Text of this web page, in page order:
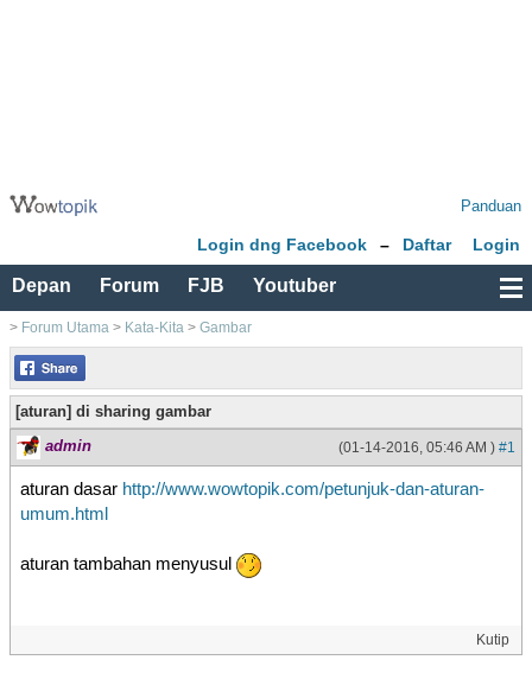
Panduan
Login dng Facebook – Daftar Login
Depan Forum FJB Youtuber
> Forum Utama > Kata-Kita > Gambar
[aturan] di sharing gambar
(01-14-2016, 05:46 AM ) #1
admin
aturan dasar http://www.wowtopik.com/petunjuk-dan-aturan-
umum.html
aturan tambahan menyusul
Kutip